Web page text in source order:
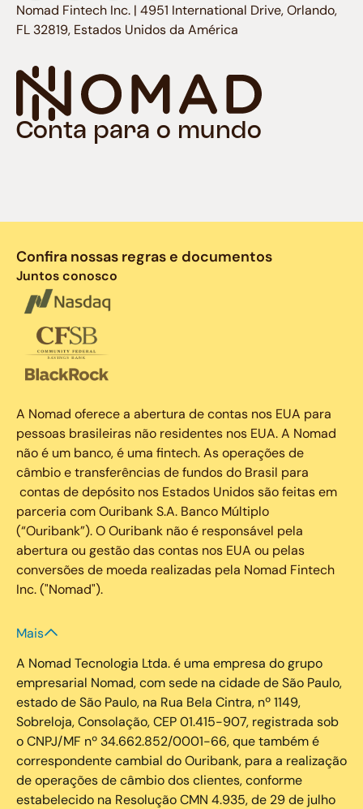
Conta para o mundo
Nomad Fintech Inc. | 4951 International Drive, Orlando,
FL 32819, Estados Unidos da América
Confira nossas regras e documentos
Juntos conosco
A Nomad oferece a abertura de contas nos EUA para
pessoas brasileiras não residentes nos EUA. A Nomad
não é um banco, é uma fintech. As operações de
câmbio e transferências de fundos do Brasil para
contas de depósito nos Estados Unidos são feitas em
parceria com Ouribank S.A. Banco Múltiplo
(“Ouribank”). O Ouribank não é responsável pela
abertura ou gestão das contas nos EUA ou pelas
conversões de moeda realizadas pela Nomad Fintech
Inc. ("Nomad").
Mais
A Nomad Tecnologia Ltda. é uma empresa do grupo
empresarial Nomad, com sede na cidade de São Paulo,
estado de São Paulo, na Rua Bela Cintra, nº 1149,
Sobreloja, Consolação, CEP 01.415-907, registrada sob
o CNPJ/MF nº 34.662.852/0001-66, que também é
correspondente cambial do Ouribank, para a realização
de operações de câmbio dos clientes, conforme
estabelecido na Resolução CMN 4.935, de 29 de julho